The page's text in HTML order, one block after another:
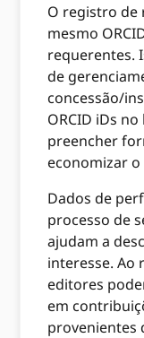
O registro de
mesmo
requerentes.
de
concessão/
ORCID iDs
preencher
economizar
Dados de
processo de
ajudam a
interesse. Ao
editores
em
provenientes